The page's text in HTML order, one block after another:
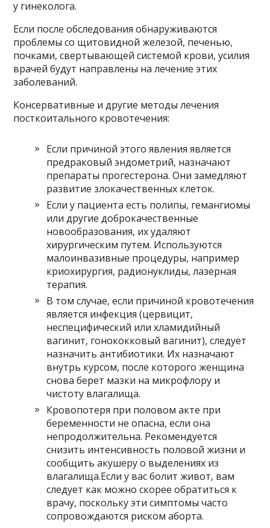
у гинеколога.
Если после обследования обнаруживаются
проблемы со щитовидной железой, печенью,
почками, свертывающей системой крови, усилия
врачей будут направлены на лечение этих
заболеваний.
Консервативные и другие методы лечения
посткоитального кровотечения:
Если причиной этого явления является
предраковый эндометрий, назначают
препараты прогестерона. Они замедляют
развитие злокачественных клеток.
Если у пациента есть полипы, гемангиомы
или другие доброкачественные
новообразования, их удаляют
хирургическим путем. Используются
малоинвазивные процедуры, например
криохирургия, радионуклиды, лазерная
терапия.
В том случае, если причиной кровотечения
является инфекция (цервицит,
неспецифический или хламидийный
вагинит, гонококковый вагинит), следует
назначить антибиотики. Их назначают
внутрь курсом, после которого женщина
снова берет мазки на микрофлору и
чистоту влагалища.
Кровопотеря при половом акте при
беременности не опасна, если она
непродолжительна. Рекомендуется
снизить интенсивность половой жизни и
сообщить акушеру о выделениях из
влагалища.Если у вас болит живот, вам
следует как можно скорее обратиться к
врачу, поскольку эти симптомы часто
сопровождаются риском аборта.